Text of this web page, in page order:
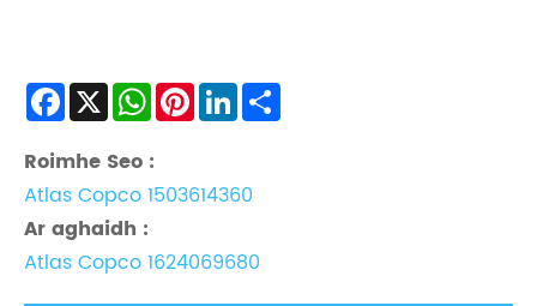
Facebook
X WhatsApp
Pinterest
LinkedIn
Roimhe Seo :
Atlas Copco 1503614360
Ar aghaidh :
Atlas Copco 1624069680